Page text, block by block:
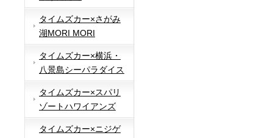
タイムズカー×さがみ
湖MORI MORI
タイムズカー×横浜・
八景島シーパラダイス
タイムズカー×スパリ
ゾートハワイアンズ
タイムズカー×ニジゲ